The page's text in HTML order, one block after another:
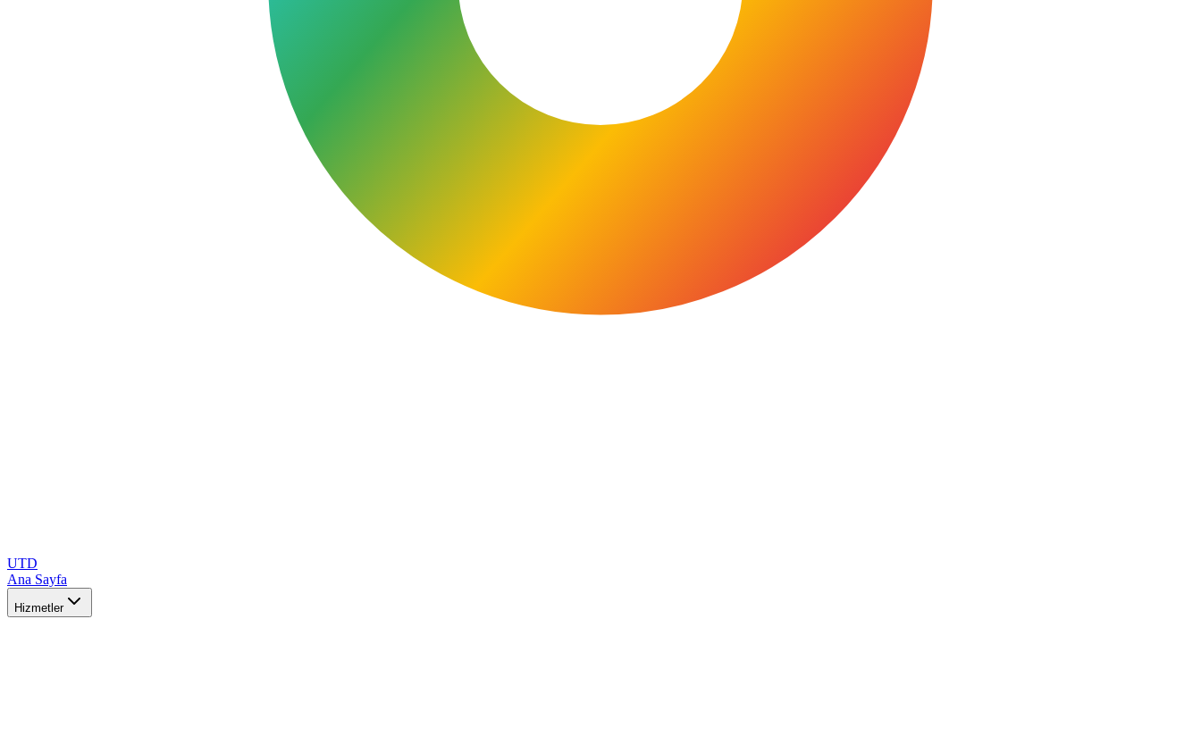
UTD
Ana Sayfa
Hizmetler